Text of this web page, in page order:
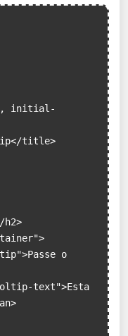
initial-